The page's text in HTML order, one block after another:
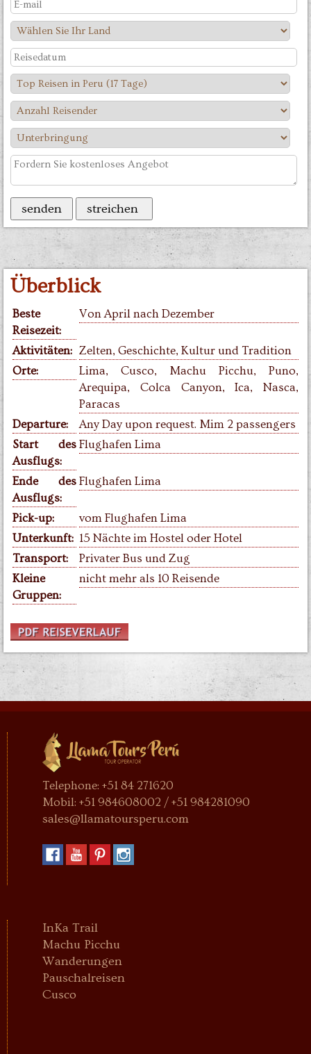
Überblick
Beste
Reisezeit:
Von April nach Dezember
Aktivitäten: Zelten, Geschichte, Kultur und Tradition
Orte:
Lima, Cusco, Machu Picchu, Puno,
Arequipa, Colca Canyon, Ica, Nasca,
Paracas
Departure:
Any Day upon request. Mim 2 passengers
Start des
Ausflugs:
Flughafen Lima
Ende des
Ausflugs:
Flughafen Lima
Pick-up:
vom Flughafen Lima
Unterkunft: 15 Nächte im Hostel oder Hotel
Transport:
Privater Bus und Zug
Kleine
Gruppen:
nicht mehr als 10 Reisende
Telephone: +51 84 271620
Mobil: +51 984608002 / +51 984281090
sales@llamatoursperu.com
InKa Trail
Machu Picchu
Wanderungen
Pauschalreisen
Cusco